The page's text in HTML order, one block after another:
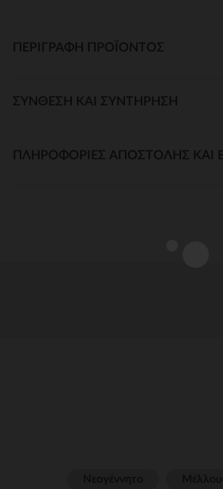
ΠΕΡΙΓΡΑΦΉ ΠΡΟΪΌΝΤΟΣ
ΣΎΝΘΕΣΗ ΚΑΙ ΣΥΝΤΉΡΗΣΗ
ΠΛΗΡΟΦΟΡΊΕΣ ΑΠΟΣΤΟΛΉΣ ΚΑΙ